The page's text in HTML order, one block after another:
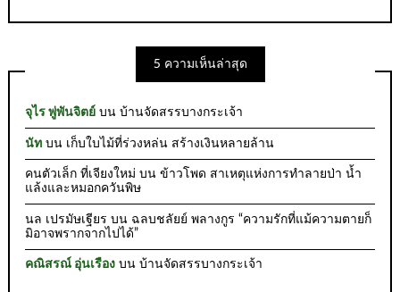
5 ความเห็นล่าสุด
จุไร พู่พันจิตย์ บนบ้านจัดสรรบางกระเจ้า
นัท บน เก็บใบไม้ที่ร่วงหล่น สร้างเงินหลายล้าน
คนตัวเล็ก ที่เจียงใหม่ บนข้าวโพด สาเหตุแห่งการทำลายป่า น้ำ
แล้งและหมอกควันพิษ
นล เปรมัษเฐียร บน ฉลบชลัยย์ พลางกูร “ความรักที่แม้ความตายก็
มิอาจพรากจากไปได้”
คณิสรณ์ อุ่นเรือง บนบ้านจัดสรรบางกระเจ้า